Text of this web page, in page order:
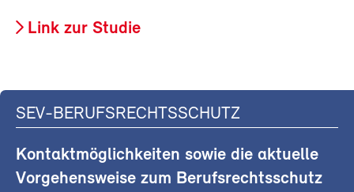
Link zur Studie
SEV-BERUFSRECHTSSCHUTZ
Kontaktmöglichkeiten sowie die aktuelle
Vorgehensweise zum Berufsrechtsschutz